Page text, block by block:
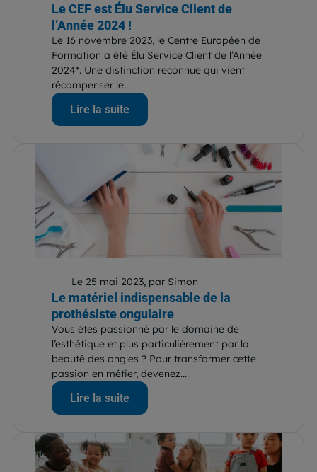
Le CEF est Élu Service Client de
l’Année 2024 !
Le 16 novembre 2023, le Centre Européen de
Formation a été Élu Service Client de l’Année
2024*. Une distinction reconnue qui vient
récompenser le...
Lire la suite
Le 25 mai 2023, par Simon
Le matériel indispensable de la
prothésiste ongulaire
Vous êtes passionné par le domaine de
l’esthétique et plus particulièrement par la
beauté des ongles ? Pour transformer cette
passion en métier, devenez...
Lire la suite